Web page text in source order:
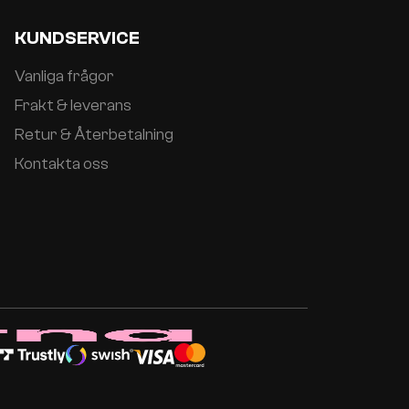
KUNDSERVICE
Vanliga frågor
Frakt & leverans
Retur & Återbetalning
Kontakta oss